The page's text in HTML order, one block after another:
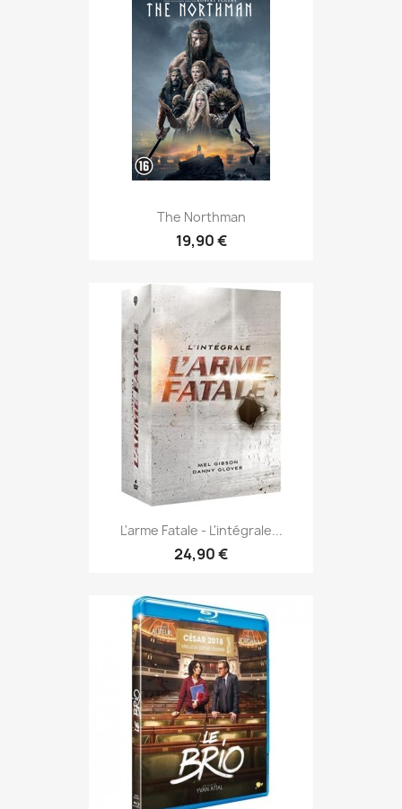
The Northman
19,90 €
L'arme Fatale - L'intégrale...
24,90 €